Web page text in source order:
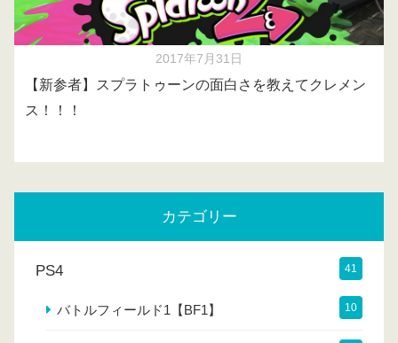
2017年7月31日
【新参者】スプラトゥーンの面白さを教えてクレメン
ス！！！
カテゴリー
PS4 41
バトルフィールド1【BF1】 10